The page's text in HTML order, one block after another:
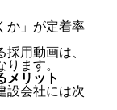
か」が定着率
用動画は、
ます。
メリット
設会社には次